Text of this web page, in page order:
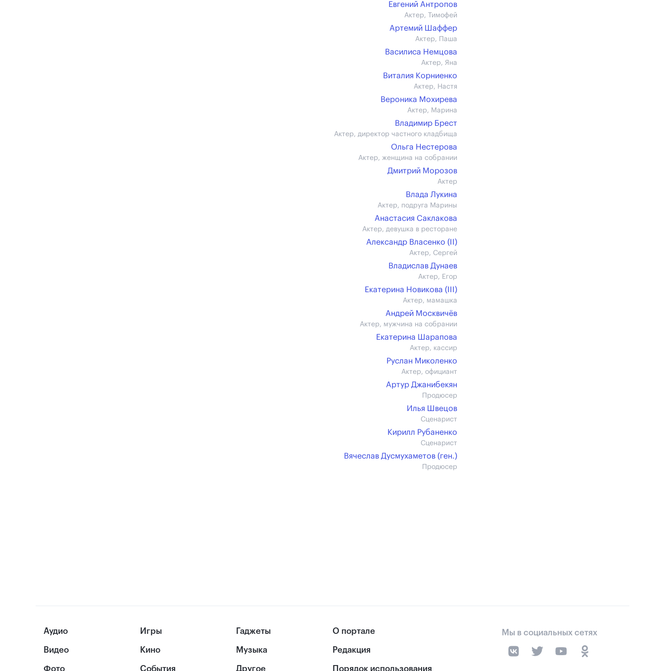
Евгений Антропов
Актер, Тимофей
Артемий Шаффер
Актер, Паша
Василиса Немцова
Актер, Яна
Виталия Корниенко
Актер, Настя
Вероника Мохирева
Актер, Марина
Владимир Брест
Актер, директор частного кладбища
Ольга Нестерова
Актер, женщина на собрании
Дмитрий Морозов
Актер
Влада Лукина
Актер, подруга Марины
Анастасия Саклакова
Актер, девушка в ресторане
Александр Власенко (II)
Актер, Сергей
Владислав Дунаев
Актер, Егор
Екатерина Новикова (III)
Актер, мамашка
Андрей Москвичёв
Актер, мужчина на собрании
Екатерина Шарапова
Актер, кассир
Руслан Миколенко
Актер, официант
Артур Джанибекян
Продюсер
Илья Швецов
Сценарист
Кирилл Рубаненко
Сценарист
Вячеслав Дусмухаметов (ген.)
Продюсер
Аудио
Видео
Фото
Игры
Кино
События
Гаджеты
Музыка
Другое
О портале
Редакция
Порядок использования
Мы в социальных сетях